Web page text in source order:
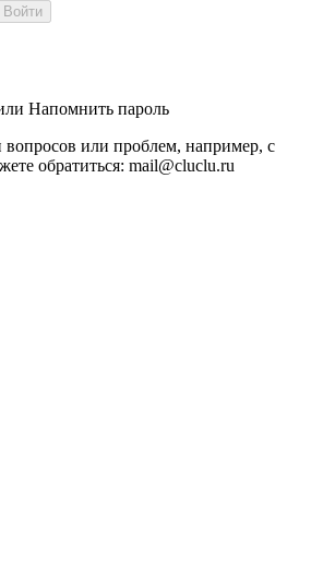
Войти
Напомнить пароль
или проблем, например, с
обратиться: mail@cluclu.ru